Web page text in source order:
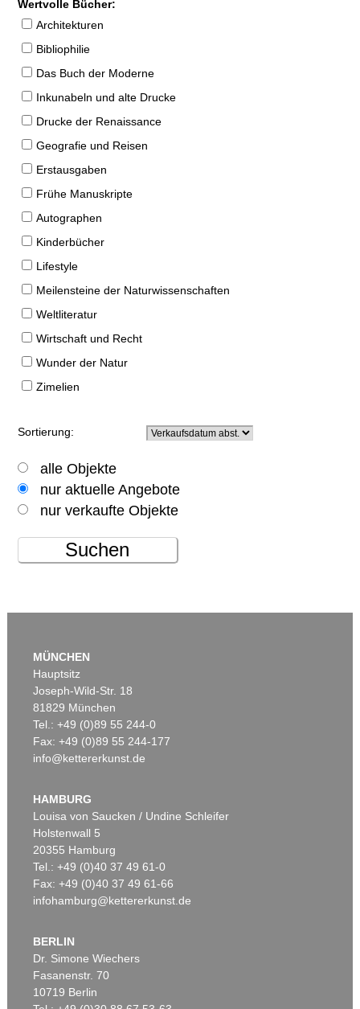
Wertvolle Bücher:
Architekturen
Bibliophilie
Das Buch der Moderne
Inkunabeln und alte Drucke
Drucke der Renaissance
Geografie und Reisen
Erstausgaben
Frühe Manuskripte
Autographen
Kinderbücher
Lifestyle
Meilensteine der Naturwissenschaften
Weltliteratur
Wirtschaft und Recht
Wunder der Natur
Zimelien
Sortierung:
alle Objekte
nur aktuelle Angebote
nur verkaufte Objekte
Suchen
MÜNCHEN
Hauptsitz
Joseph-Wild-Str. 18
81829 München
Tel.: +49 (0)89 55 244-0
Fax: +49 (0)89 55 244-177
info@kettererkunst.de
HAMBURG
Louisa von Saucken / Undine Schleifer
Holstenwall 5
20355 Hamburg
Tel.: +49 (0)40 37 49 61-0
Fax: +49 (0)40 37 49 61-66
infohamburg@kettererkunst.de
BERLIN
Dr. Simone Wiechers
Fasanenstr. 70
10719 Berlin